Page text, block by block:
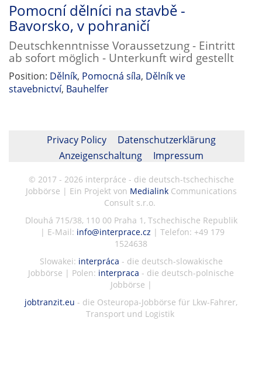
Pomocní dělníci na stavbě -
Bavorsko, v pohraničí
Deutschkenntnisse Voraussetzung - Eintritt
ab sofort möglich - Unterkunft wird gestellt
Position: Dělník, Pomocná síla, Dělník ve
stavebnictví, Bauhelfer
Privacy Policy
Datenschutzerklärung
Anzeigenschaltung
Impressum
© 2017 - 2026 interpráce - die deutsch-tschechische
Jobbörse | Ein Projekt von MedialinkCommunications
Consult s.r.o.
Dlouhá 715/38, 110 00 Praha 1, Tschechische Republik
| E-Mail: info@interprace.cz | Telefon: +49 179
1524638
Slowakei: interpráca - die deutsch-slowakische
Jobbörse | Polen: interpraca - die deutsch-polnische
Jobbörse |
jobtranzit.eu - die Osteuropa-Jobbörse für Lkw-Fahrer,
Transport und Logistik